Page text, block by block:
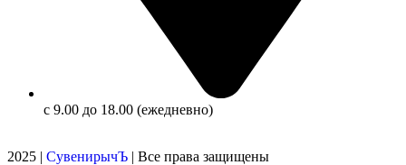
с 9.00 до 18.00 (ежедневно)
2025 | СувенирычЪ | Все права защищены